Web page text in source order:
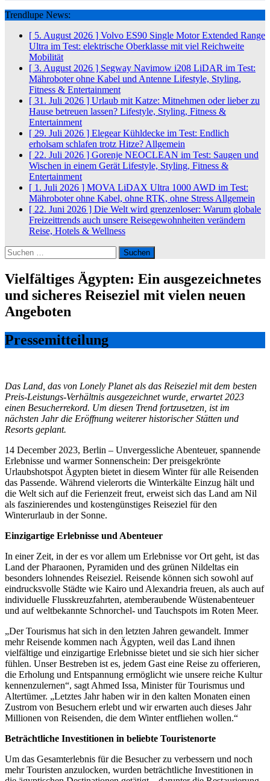
Trendlupe News:
[ 5. August 2026 ] Volvo ES90 Single Motor Extended Range
Ultra im Test: elektrische Oberklasse mit viel Reichweite
Mobilität
[ 3. August 2026 ] Segway Navimow i208 LiDAR im Test:
Mähroboter ohne Kabel und Antenne Lifestyle, Styling,
Fitness & Entertainment
[ 31. Juli 2026 ] Urlaub mit Katze: Mitnehmen oder lieber zu
Hause betreuen lassen? Lifestyle, Styling, Fitness &
Entertainment
[ 29. Juli 2026 ] Elegear Kühldecke im Test: Endlich
erholsam schlafen trotz Hitze? Allgemein
[ 22. Juli 2026 ] Gorenje NEOCLEAN im Test: Saugen und
Wischen in einem Gerät Lifestyle, Styling, Fitness &
Entertainment
[ 1. Juli 2026 ] MOVA LiDAX Ultra 1000 AWD im Test:
Mähroboter ohne Kabel, ohne RTK, ohne Stress Allgemein
[ 22. Juni 2026 ] Die Welt wird grenzenloser: Warum globale
Freizeittrends auch unsere Reisegewohnheiten verändern
Reise, Hotels & Wellness
Suchen
nach:
Vielfältiges Ägypten: Ein ausgezeichnetes
und sicheres Reiseziel mit vielen neuen
Angeboten
Pressemitteilung
Das Land, das von Lonely Planet als das Reiseziel mit dem besten
Preis-Leistungs-Verhältnis ausgezeichnet wurde, erwartet 2023
einen Besucherrekord. Um diesen Trend fortzusetzen, ist im
nächsten Jahr die Eröffnung weiterer historischer Stätten und
Resorts geplant.
14 December 2023, Berlin – Unvergessliche Abenteuer, spannende
Erlebnisse und warmer Sonnenschein: Der preisgekrönte
Urlaubshotspot Ägypten bietet in diesem Winter für alle Reisenden
das Passende. Während vielerorts die Winterkälte Einzug hält und
die Welt sich auf die Ferienzeit freut, erweist sich das Land am Nil
als faszinierendes und kostengünstiges Reiseziel für den
Winterurlaub in der Sonne.
Einzigartige Erlebnisse und Abenteuer
In einer Zeit, in der es vor allem um Erlebnisse vor Ort geht, ist das
Land der Pharaonen, Pyramiden und des grünen Nildeltas ein
besonders lohnendes Reiseziel. Reisende können sich sowohl auf
eindrucksvolle Städte wie Kairo und Alexandria freuen, als auch auf
individuelle Flusskreuzfahrten, atemberaubende Wüstenabenteuer
und auf weltbekannte Schnorchel- und Tauchspots im Roten Meer.
„Der Tourismus hat sich in den letzten Jahren gewandelt. Immer
mehr Reisende kommen nach Ägypten, weil das Land ihnen
vielfältige und einzigartige Erlebnisse bietet und sie sich hier sicher
fühlen. Unser Bestreben ist es, jedem Gast eine Reise zu offerieren,
die Erholung und Entspannung ermöglicht wie unsere reiche Kultur
kennenzulernen“, sagt Ahmed Issa, Minister für Tourismus und
Altertümer. „Letztes Jahr haben wir in den kalten Monaten einen
Zustrom von Besuchern erlebt und wir erwarten auch dieses Jahr
Millionen von Reisenden, die dem Winter entfliehen wollen.“
Beträchtliche Investitionen in beliebte Touristenorte
Um das Gesamterlebnis für die Besucher zu verbessern und noch
mehr Touristen anzulocken, wurden beträchtliche Investitionen in